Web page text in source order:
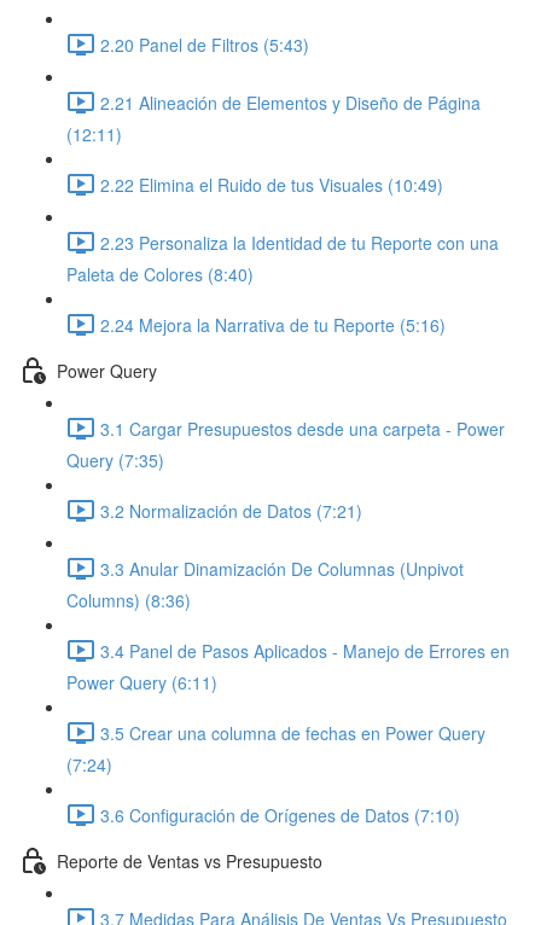
2.20 Panel de Filtros (5:43)
2.21 Alineación de Elementos y Diseño de Página
(12:11)
2.22 Elimina el Ruido de tus Visuales (10:49)
2.23 Personaliza la Identidad de tu Reporte con una
Paleta de Colores (8:40)
2.24 Mejora la Narrativa de tu Reporte (5:16)
Power Query
3.1 Cargar Presupuestos desde una carpeta - Power
Query (7:35)
3.2 Normalización de Datos (7:21)
3.3 Anular Dinamización De Columnas (Unpivot
Columns) (8:36)
3.4 Panel de Pasos Aplicados - Manejo de Errores en
Power Query (6:11)
3.5 Crear una columna de fechas en Power Query
(7:24)
3.6 Configuración de Orígenes de Datos (7:10)
Reporte de Ventas vs Presupuesto
3.7 Medidas Para Análisis De Ventas Vs Presupuesto